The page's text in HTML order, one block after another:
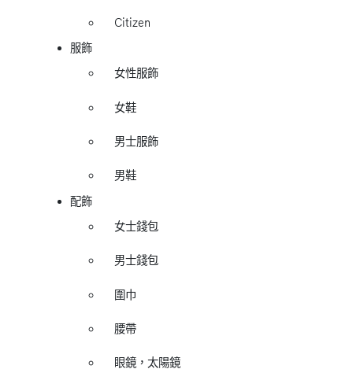
Citizen
服飾
女性服飾
女鞋
男士服飾
男鞋
配飾
女士錢包
男士錢包
圍巾
腰帶
眼鏡，太陽鏡